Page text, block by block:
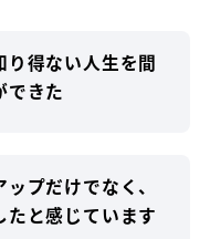
り得ない人生を間
できた
プだけでなく、
と感じています